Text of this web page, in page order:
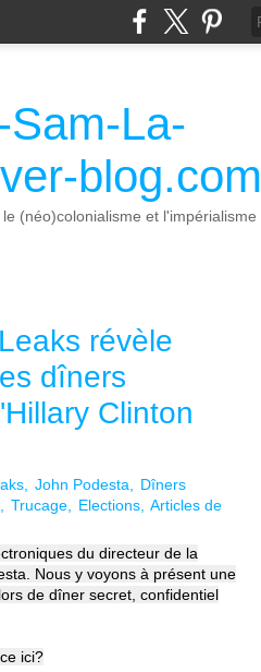
Sam-La-
blog.com
(néo)colonialisme et l'impérialisme
révèle
dîners
Clinton
John Podesta
Dîners
Trucage Elections Articles de
du directeur de la
Nous y voyons à présent une
de dîner secret, confidentiel
ici?